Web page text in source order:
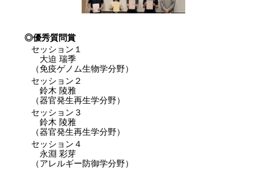
◎優秀質問賞
セッション１
大迫 瑞季
（免疫ゲノム生物学分野）
セッション２
鈴木 陵雅
（器官発生再生学分野）
セッション３
鈴木 陵雅
（器官発生再生学分野）
セッション４
永淵 彩芽
（アレルギー防御学分野）